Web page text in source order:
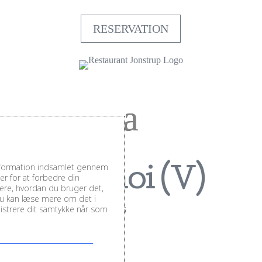
RESERVATION
Pak choi (V)
afTeamJonstrup|aug 5, 2025
indsamlet gennem
for at forbedre din
hvordan du bruger det,
kan læse mere om det i
dit samtykke når som